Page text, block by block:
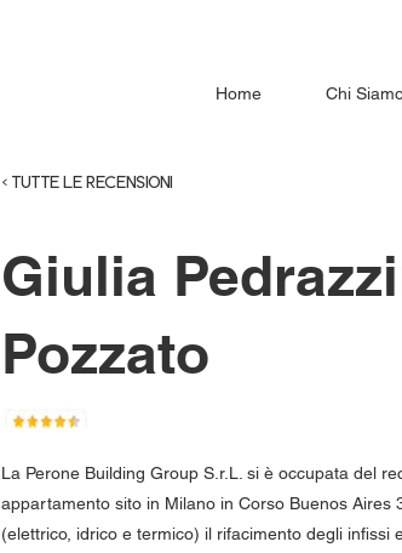
Home Chi
< TUTTE LE RECENSIONI
Giulia
Pozzato
La Perone Building Group S.r.L. si è occupata del
appartamento sito in Milano in Corso Buenos
(elettrico, idrico e termico) il rifacimento degli